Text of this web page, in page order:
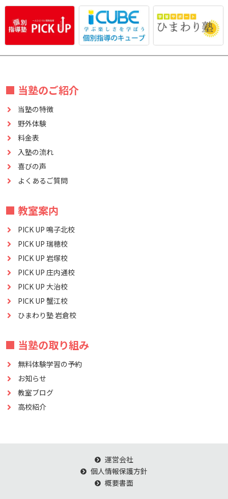
■ 当塾のご紹介
当塾の特徴
野外体験
料金表
入塾の流れ
喜びの声
よくあるご質問
■ 教室案内
PICK UP 鳴子北校
PICK UP 瑞穂校
PICK UP 岩塚校
PICK UP 庄内通校
PICK UP 大治校
PICK UP 蟹江校
ひまわり塾 岩倉校
■ 当塾の取り組み
無料体験学習の予約
お知らせ
教室ブログ
高校紹介
運営会社
個人情報保護方針
概要書面